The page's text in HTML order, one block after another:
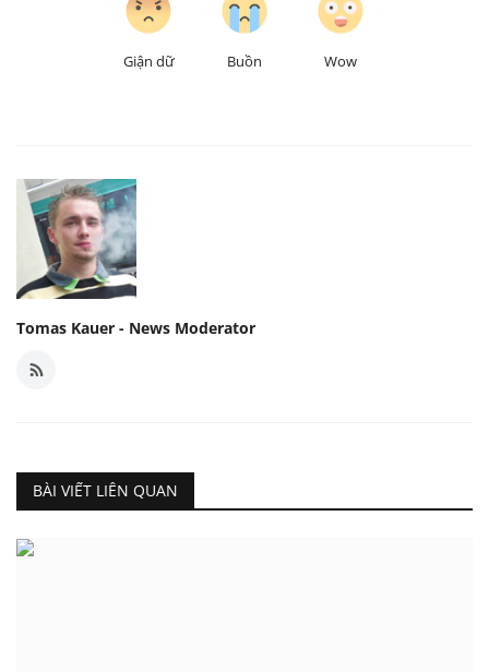
Giận dữ Buồn Wow
Tomas Kauer - News Moderator
BÀI VIẾT LIÊN QUAN